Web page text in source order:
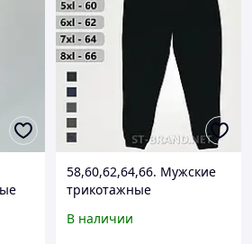
58,60,62,64,66. Мужские
трикотажные
манжетами, - черные
В наличии